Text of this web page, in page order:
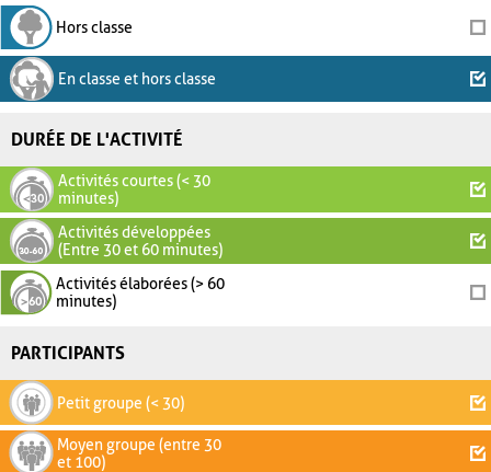
Hors classe
En classe et hors classe
DURÉE DE L'ACTIVITÉ
Activités courtes (< 30
minutes)
Activités développées
(Entre 30 et 60 minutes)
Activités élaborées (> 60
minutes)
PARTICIPANTS
Petit groupe (< 30)
Moyen groupe (entre 30
et 100)